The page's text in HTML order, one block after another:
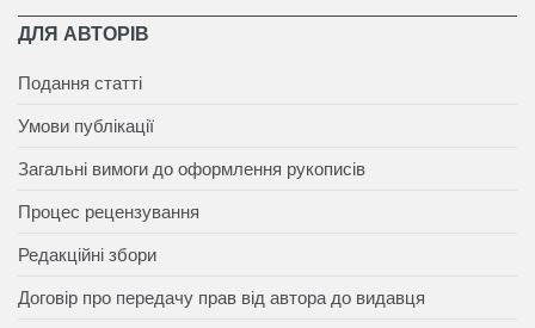
ДЛЯ АВТОРІВ
Подання статті
Умови публікації
Загальні вимоги до оформлення рукописів
Процес рецензування
Редакційні збори
Договір про передачу прав від автора до видавця